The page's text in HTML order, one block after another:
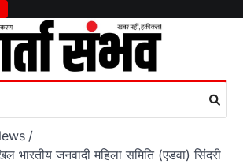
जनवादी महिला समिति (एडवा) सिंदरी